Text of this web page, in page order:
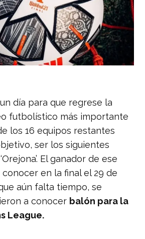
día para que regrese la
futbolístico más importante
los 16 equipos restantes
ser los siguientes
El ganador de ese
en la final el 29 de
aún falta tiempo, se
a conocer balón para la
League.